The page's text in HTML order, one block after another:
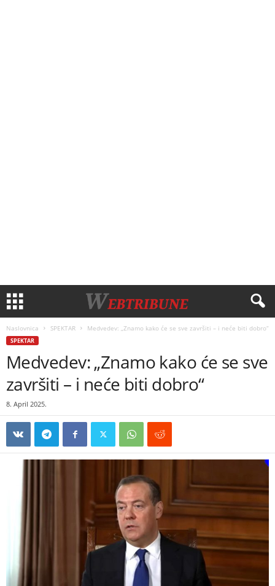
Naslovnica SPEKTAR Medvedev: „Znamo kako će se sve završiti – i neće biti dobro“
SPEKTAR
Medvedev: „Znamo kako će se sve
završiti – i neće biti dobro“
8. April 2025.